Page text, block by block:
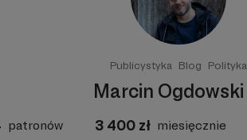
Publicystyka Blog Polityka
Marcin Ogdowski
patronów 3 400 zł miesięcznie